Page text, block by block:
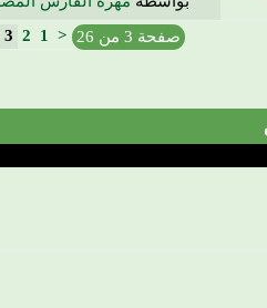
صفحة 3 من 26 <
1
2
3
4